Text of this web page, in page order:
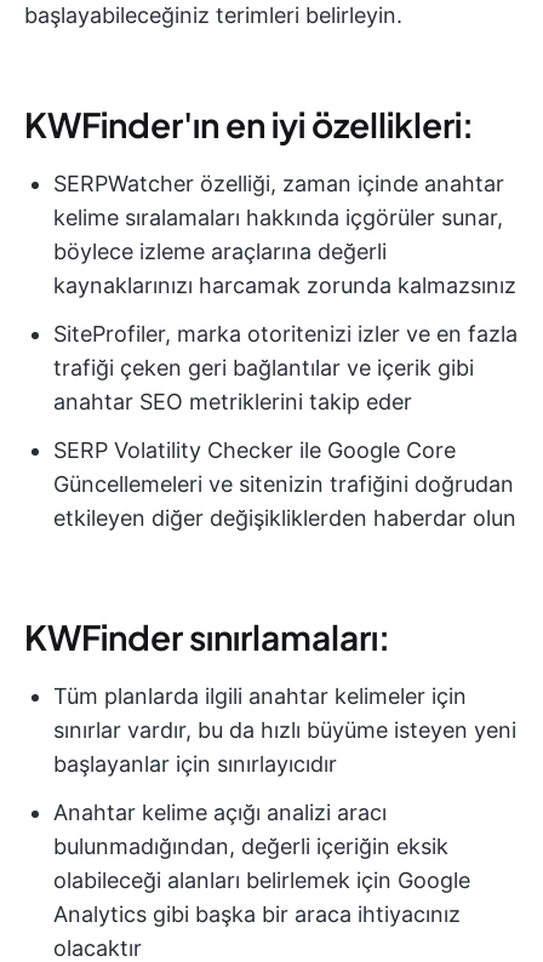
başlayabileceğiniz terimleri belirleyin.
KWFinder'ın en iyi özellikleri:
SERPWatcher özelliği, zaman içinde anahtar
kelime sıralamaları hakkında içgörüler sunar,
böylece izleme araçlarına değerli
kaynaklarınızı harcamak zorunda kalmazsınız
SiteProfiler, marka otoritenizi izler ve en fazla
trafiği çeken geri bağlantılar ve içerik gibi
anahtar SEO metriklerini takip eder
SERP Volatility Checker ile Google Core
Güncellemeleri ve sitenizin trafiğini doğrudan
etkileyen diğer değişikliklerden haberdar olun
KWFinder sınırlamaları:
Tüm planlarda ilgili anahtar kelimeler için
sınırlar vardır, bu da hızlı büyüme isteyen yeni
başlayanlar için sınırlayıcıdır
Anahtar kelime açığı analizi aracı
bulunmadığından, değerli içeriğin eksik
olabileceği alanları belirlemek için Google
Analytics gibi başka bir araca ihtiyacınız
olacaktır